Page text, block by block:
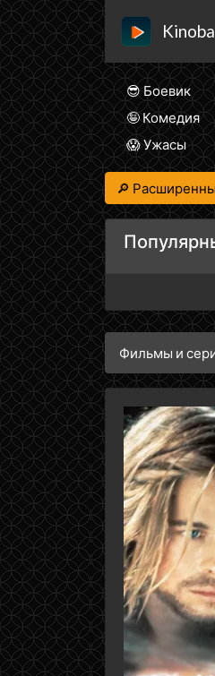
😎 Боевик
🤪 Комедия
😱 Ужасы
🔎
Фильмы и